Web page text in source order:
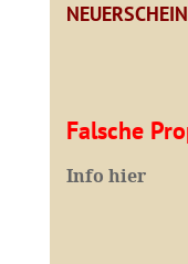
Falsche
Info hier